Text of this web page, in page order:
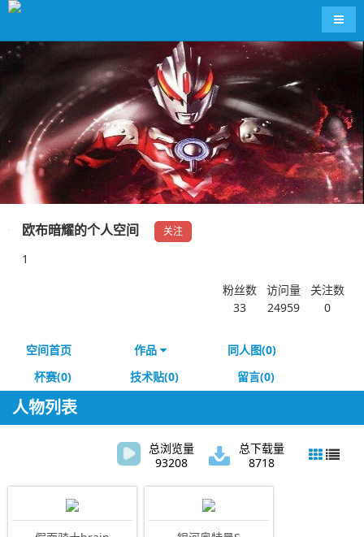
导航
欧布暗耀的个人空间 关注
1
粉丝数
33
访问量
24959
关注数
0
空间首页 作品
同人图(0)
杯赛(0)
技术贴(0) 留言(0)
人物列表
总浏览量
93208
总下载量
8718